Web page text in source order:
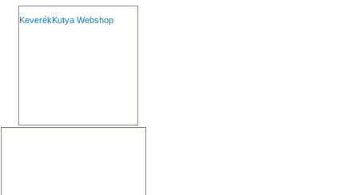
KeverékKutya Webshop